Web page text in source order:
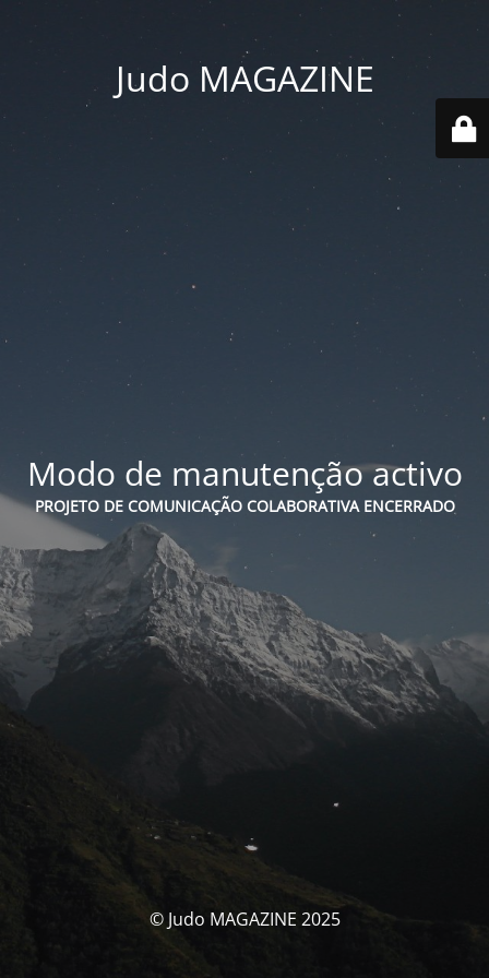
Judo MAGAZINE
Modo de manutenção activo
PROJETO DE COMUNICAÇÃO COLABORATIVA ENCERRADO
© Judo MAGAZINE 2025